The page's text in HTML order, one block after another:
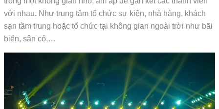
với nhau. Như trung tâm tổ chức sự kiện, nhà hàng, khách
sạn tầm trung hoặc tổ chức tại không gian ngoài trời như bãi
biển, sân cỏ,…